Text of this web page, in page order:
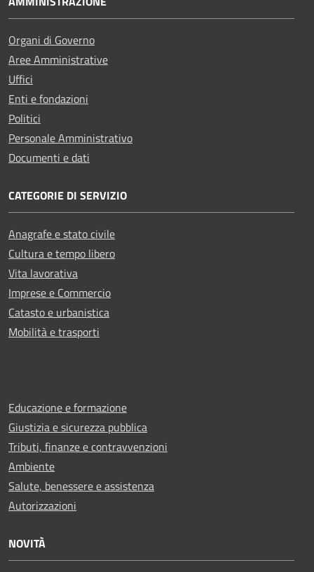
Organi di Governo
Aree Amministrative
Uffici
Enti e fondazioni
Politici
Personale Amministrativo
Documenti e dati
CATEGORIE DI SERVIZIO
Anagrafe e stato civile
Cultura e tempo libero
Vita lavorativa
Imprese e Commercio
Catasto e urbanistica
Mobilità e trasporti
Educazione e formazione
Giustizia e sicurezza pubblica
Tributi, finanze e contravvenzioni
Ambiente
Salute, benessere e assistenza
Autorizzazioni
NOVITÀ